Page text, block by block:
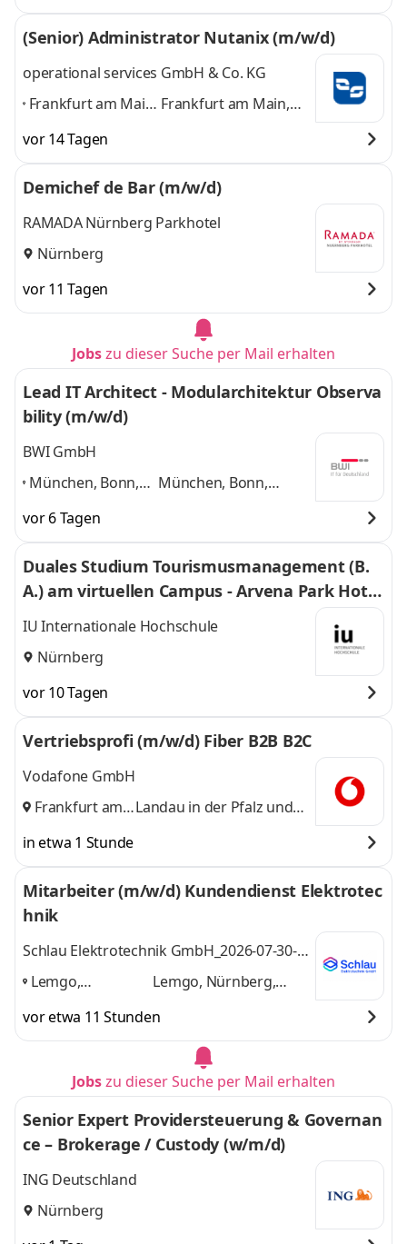
(Senior) Administrator Nutanix (m/w/d)
operational services GmbH & Co. KG
Frankfurt am Main,
Hamburg,
Leinfelden-
Echterdingen,
München,
Nürnberg,
Frankfurt am Main,
Echterdingen,
München, Nürnberg
und 5 weitere
vor 14 Tagen
Demichef de Bar (m/w/d)
RAMADA Nürnberg Parkhotel
Nürnberg
vor 11 Tagen
Jobszu dieser Suche per Mail erhalten
Lead IT Architect - Modularchitektur Observa
bility (m/w/d)
BWI GmbH
München, Bonn,
Hamburg,
Nürnberg, Ulm,
Berlin, Leipzig,
München, Bonn,
Leipzigund 6 weitere
vor 6 Tagen
Duales Studium Tourismusmanagement (B.
A.) am virtuellen Campus - Arvena Park Hotel
am Franken-Center, Schlag GmbH
IU Internationale Hochschule
Nürnberg
vor 10 Tagen
Vertriebsprofi (m/w/d) Fiber B2B B2C
Vodafone GmbH
Frankfurt am
Landau in der Pfalz und
in etwa 1 Stunde
Mitarbeiter (m/w/d) Kundendienst Elektrotec
hnik
Schlau Elektrotechnik GmbH_2026-07-30-
07:14:27.654
Lemgo,
Berlin, Hannover,
Lemgo, Nürnberg,
Hannover
weitere
vor etwa 11 Stunden
Jobszu dieser Suche per Mail erhalten
Senior Expert Providersteuerung & Governan
ce – Brokerage / Custody (w/m/d)
ING Deutschland
Nürnberg